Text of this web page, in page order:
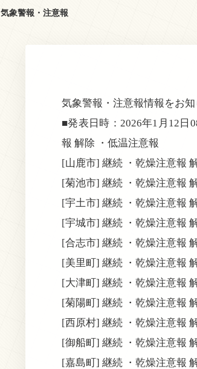
気象警報・注意報
気象警報・注意報情報をお知
■発表日時：2026年1月12日
報 解除 ・低温注意報
[山鹿市] 継続 ・乾燥注意報
[菊池市] 継続 ・乾燥注意報
[宇土市] 継続 ・乾燥注意報
[宇城市] 継続 ・乾燥注意報
[合志市] 継続 ・乾燥注意報
[美里町] 継続 ・乾燥注意報
[大津町] 継続 ・乾燥注意報
[菊陽町] 継続 ・乾燥注意報
[西原村] 継続 ・乾燥注意報
[御船町] 継続 ・乾燥注意報
[嘉島町] 継続 ・乾燥注意報